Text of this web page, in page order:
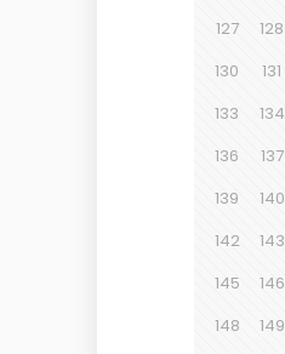
127
128
130
131
133
134
136
137
139
140
142
143
145
146
148
149